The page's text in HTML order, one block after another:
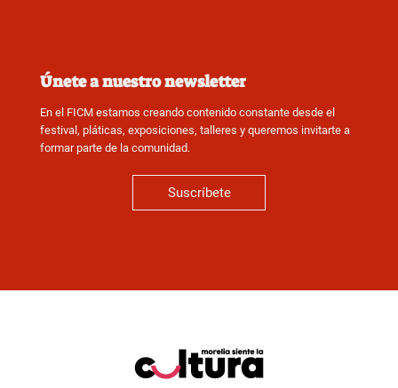
Únete a nuestro newsletter
En el FICM estamos creando contenido constante desde el
festival, pláticas, exposiciones, talleres y queremos invitarte a
formar parte de la comunidad.
Suscríbete